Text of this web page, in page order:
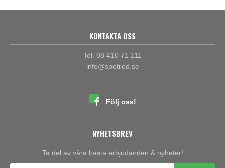
KONTAKTA OSS
Tel. 08 410 71 111
info@spotiled.se
Följ oss!
NYHETSBREV
Ta del av våra bästa erbjudanden & nyheter!